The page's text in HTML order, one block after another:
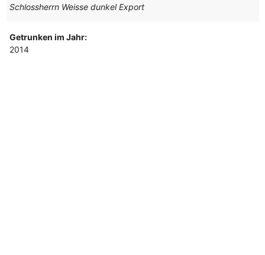
Schlossherrn Weisse dunkel Export
Getrunken im Jahr:
2014